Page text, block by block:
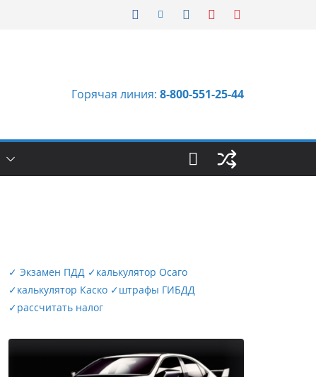
Горячая линия: 8-800-551-25-44
✓ Экзамен ПДД ✓калькулятор Осаго
✓калькулятор Каско ✓штрафы ГИБДД
✓рассчитать налог